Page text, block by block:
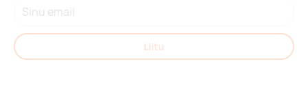
Liitu